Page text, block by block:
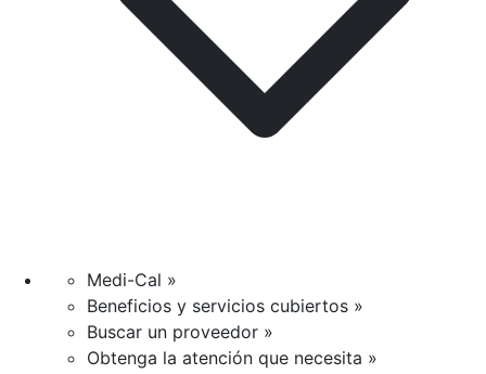
Medi-Cal »
Beneficios y servicios cubiertos »
Buscar un proveedor »
Obtenga la atención que necesita »